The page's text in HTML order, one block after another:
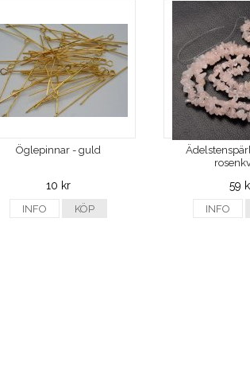
Öglepinnar - guld
10 kr
INFO KÖP
59
INFO